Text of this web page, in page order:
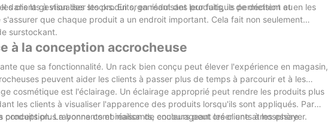
clients à visualiser les produits, en réduisant leur fatigue de décision et en les
dans la gestion des stocks. En organisant des produits, ils permettent au
que chaque produit a un endroit important. Cela fait non seulement
surstockant.
à la conception accrocheuse
que sa fonctionnalité. Un rack bien conçu peut élever l'expérience en magasin,
peuvent aider les clients à passer plus de temps à parcourir et à les
cosmétique est l'éclairage. Un éclairage approprié peut rendre les produits plus
les clients à visualiser l'apparence des produits lorsqu'ils sont appliqués. Par
plus rayonnants et réalisants, encourageant les clients à les essayer.
La bonne combinaison de couleurs peut créer une atmosphère